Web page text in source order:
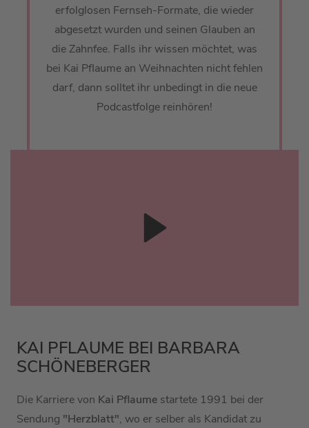
erfolglosen Fernseh-Formate, die wieder
abgesetzt wurden und seinen Glauben an
die Zahnfee. Falls ihr wissen möchtet, was
bei Kai Pflaume an Weihnachten nicht fehlen
darf, dann solltet ihr unbedingt in die neue
Podcastfolge reinhören!
KAI PFLAUME BEI BARBARA
SCHÖNEBERGER
Die Karriere von Kai Pflaume startete 1991 bei der
Sendung "Herzblatt", wo er selber als Kandidat zu